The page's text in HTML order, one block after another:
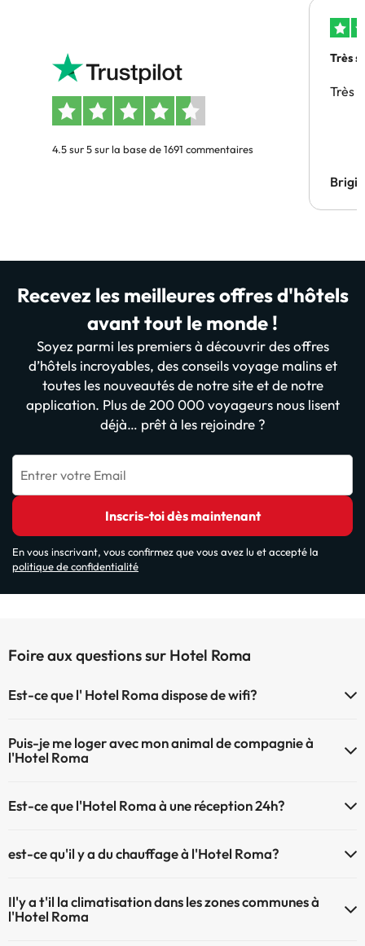
4.5 sur 5 sur la base de 1691 commentaires
Très
Très
Recevez les meilleures offres d'hôtels
avant tout le monde !
Soyez parmi les premiers à découvrir des offres
d’hôtels incroyables, des conseils voyage malins et
toutes les nouveautés de notre site et de notre
application. Plus de 200 000 voyageurs nous lisent
déjà… prêt à les rejoindre ?
Entrer votre Email
Inscris-toi dès maintenant
En vous inscrivant, vous confirmez que vous avez lu et accepté la
politique de confidentialité
Foire aux questions sur Hotel Roma
Est-ce que l' Hotel Roma dispose de wifi?
Puis-je me loger avec mon animal de compagnie à
l'Hotel Roma
Est-ce que l'Hotel Roma à une réception 24h?
est-ce qu'il y a du chauffage à l'Hotel Roma?
Il'y a t'il la climatisation dans les zones communes à
l'Hotel Roma